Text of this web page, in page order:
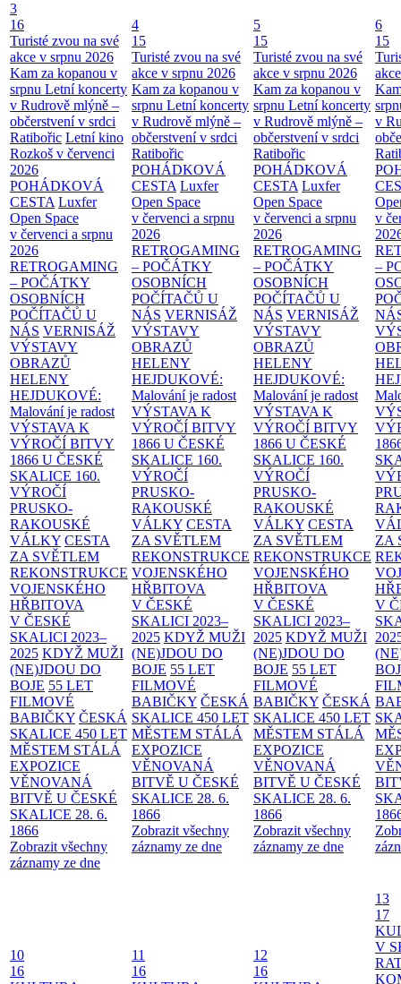
3
16
Turisté zvou na své
akce v srpnu 2026
Kam za kopanou v
srpnu Letní koncerty
v Rudrově mlýně –
občerstvení v srdci
Ratibořic Letní kino
Rozkoš v červenci
2026
POHÁDKOVÁ
CESTA Luxfer
Open Space
v červenci a srpnu
2026
RETROGAMING
– POČÁTKY
OSOBNÍCH
POČÍTAČŮ U
NÁS VERNISÁŽ
VÝSTAVY
OBRAZŮ
HELENY
HEJDUKOVÉ:
Malování je radost
VÝSTAVA K
VÝROČÍ BITVY
1866 U ČESKÉ
SKALICE 160.
VÝROČÍ
PRUSKO-
RAKOUSKÉ
VÁLKY CESTA
ZA SVĚTLEM
REKONSTRUKCE
VOJENSKÉHO
HŘBITOVA
V ČESKÉ
SKALICI 2023–
2025 KDYŽ MUŽI
(NE)JDOU DO
BOJE 55 LET
FILMOVÉ
BABIČKY ČESKÁ
SKALICE 450 LET
MĚSTEM STÁLÁ
EXPOZICE
VĚNOVANÁ
BITVĚ U ČESKÉ
SKALICE 28. 6.
1866
Zobrazit všechny
záznamy ze dne
4
15
Turisté zvou na své
akce v srpnu 2026
Kam za kopanou v
srpnu Letní koncerty
v Rudrově mlýně –
občerstvení v srdci
Ratibořic
POHÁDKOVÁ
CESTA Luxfer
Open Space
v červenci a srpnu
2026
RETROGAMING
– POČÁTKY
OSOBNÍCH
POČÍTAČŮ U
NÁS VERNISÁŽ
VÝSTAVY
OBRAZŮ
HELENY
HEJDUKOVÉ:
Malování je radost
VÝSTAVA K
VÝROČÍ BITVY
1866 U ČESKÉ
SKALICE 160.
VÝROČÍ
PRUSKO-
RAKOUSKÉ
VÁLKY CESTA
ZA SVĚTLEM
REKONSTRUKCE
VOJENSKÉHO
HŘBITOVA
V ČESKÉ
SKALICI 2023–
2025 KDYŽ MUŽI
(NE)JDOU DO
BOJE 55 LET
FILMOVÉ
BABIČKY ČESKÁ
SKALICE 450 LET
MĚSTEM STÁLÁ
EXPOZICE
VĚNOVANÁ
BITVĚ U ČESKÉ
SKALICE 28. 6.
1866
Zobrazit všechny
záznamy ze dne
5
15
Turisté zvou na své
akce v srpnu 2026
Kam za kopanou v
srpnu Letní koncerty
v Rudrově mlýně –
občerstvení v srdci
Ratibořic
POHÁDKOVÁ
CESTA Luxfer
Open Space
v červenci a srpnu
2026
RETROGAMING
– POČÁTKY
OSOBNÍCH
POČÍTAČŮ U
NÁS VERNISÁŽ
VÝSTAVY
OBRAZŮ
HELENY
HEJDUKOVÉ:
Malování je radost
VÝSTAVA K
VÝROČÍ BITVY
1866 U ČESKÉ
SKALICE 160.
VÝROČÍ
PRUSKO-
RAKOUSKÉ
VÁLKY CESTA
ZA SVĚTLEM
REKONSTRUKCE
VOJENSKÉHO
HŘBITOVA
V ČESKÉ
SKALICI 2023–
2025 KDYŽ MUŽI
(NE)JDOU DO
BOJE 55 LET
FILMOVÉ
BABIČKY ČESKÁ
SKALICE 450 LET
MĚSTEM STÁLÁ
EXPOZICE
VĚNOVANÁ
BITVĚ U ČESKÉ
SKALICE 28. 6.
1866
Zobrazit všechny
záznamy ze dne
6
15
v
v
–
ZA
V
10
16
11
16
12
16
13
17
V